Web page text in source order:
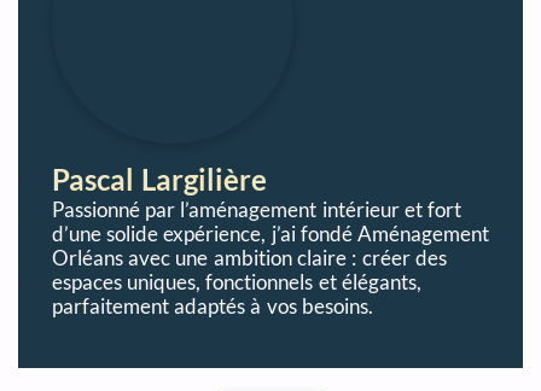
Pascal Largilière
Passionné par l’aménagement intérieur et fort
d’une solide expérience, j’ai fondé Aménagement
Orléans avec une ambition claire : créer des
espaces uniques, fonctionnels et élégants,
parfaitement adaptés à vos besoins.